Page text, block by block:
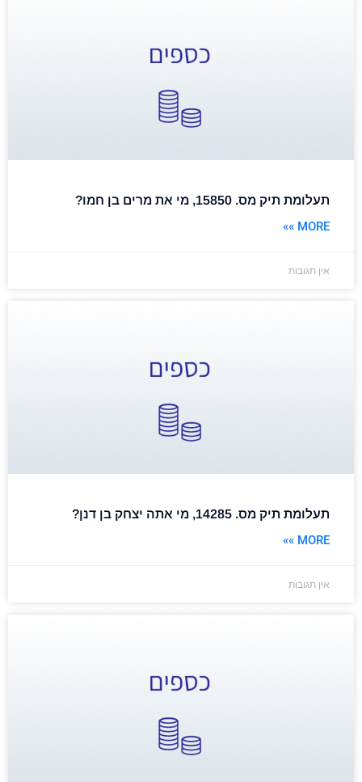
תעלומת תיק מס. 15850, מי את מרים בן חמו?
MORE »»
אין תגובות
תעלומת תיק מס. 14285, מי אתה יצחק בן דנן?
MORE »»
אין תגובות